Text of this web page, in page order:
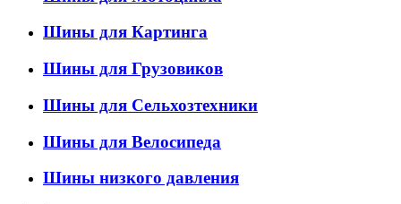
Шины для Картинга
Шины для Грузовиков
Шины для Сельхозтехники
Шины для Велосипеда
Шины низкого давления